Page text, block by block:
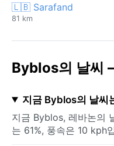
🇱🇧 Sarafand
81 km
Byblos의 날씨
지금 Byblos의 날씨
지금 Byblos, 레바논의
는 61%, 풍속은 10 kph